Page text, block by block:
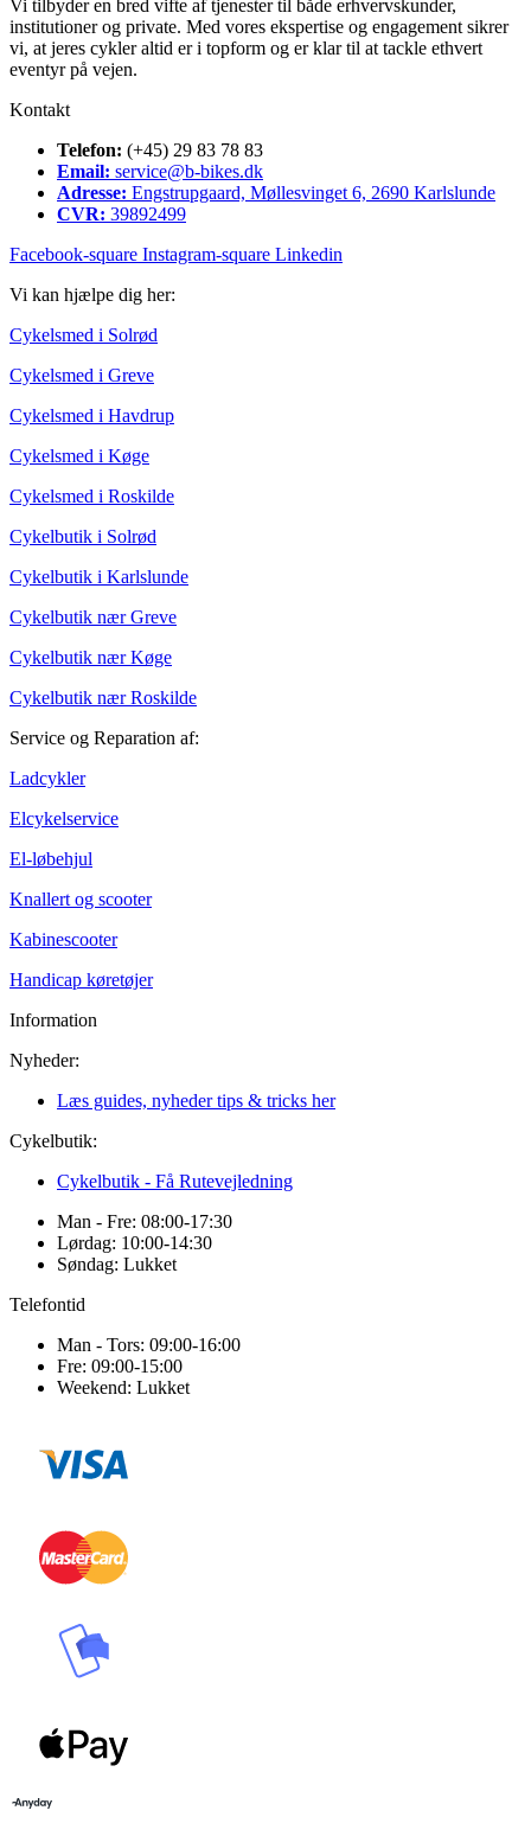
Vi tilbyder en bred vifte af tjenester til både erhvervskunder,
institutioner og private. Med vores ekspertise og engagement sikrer
vi, at jeres cykler altid er i topform og er klar til at tackle ethvert
eventyr på vejen.
Kontakt
Telefon: (+45) 29 83 78 83
Email: service@b-bikes.dk
Adresse: Engstrupgaard, Møllesvinget 6, 2690 Karlslunde
CVR: 39892499
Facebook-square Instagram-square Linkedin
Vi kan hjælpe dig her:
Cykelsmed i Solrød
Cykelsmed i Greve
Cykelsmed i Havdrup
Cykelsmed i Køge
Cykelsmed i Roskilde
Cykelbutik i Solrød
Cykelbutik i Karlslunde
Cykelbutik nær Greve
Cykelbutik nær Køge
Cykelbutik nær Roskilde
Service og Reparation af:
Ladcykler
Elcykelservice
El-løbehjul
Knallert og scooter
Kabinescooter
Handicap køretøjer
Information
Nyheder:
Læs guides, nyheder tips & tricks her
Cykelbutik:
Cykelbutik - Få Rutevejledning
Man - Fre: 08:00-17:30
Lørdag: 10:00-14:30
Søndag: Lukket
Telefontid
Man - Tors: 09:00-16:00
Fre: 09:00-15:00
Weekend: Lukket